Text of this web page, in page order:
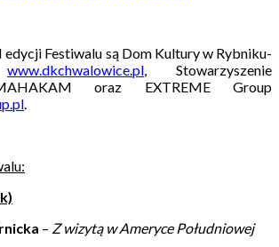
Festiwalu są Dom Kultury w Rybniku-
www.dkchwalowice.pl, Stowarzyszenie
oraz EXTREME Group
.
– Z wizytą w Ameryce Południowej